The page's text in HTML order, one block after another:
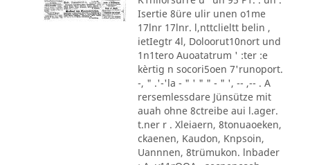
Isertie 8üre ulir unen o1me
17lnr 17lnr. l,nttclieltt belin ,
ietIegtr 4l, Doloorut10nort und
1n1tero Auoatatrum ' :ter :e
kèrtig n socori5oen 7'runoport.
-, " .'-'la - " ' " " - " ', -- ,-- . A
rersemlessdare Jünsütze mit
auah ohne 8ctreibe aui l.ager.
t.ner r . Xleiaern, 8tonuaoeken,
ckaenen, Kaudon, Knpsoin,
Uannnen, 8trümukon. lnbader